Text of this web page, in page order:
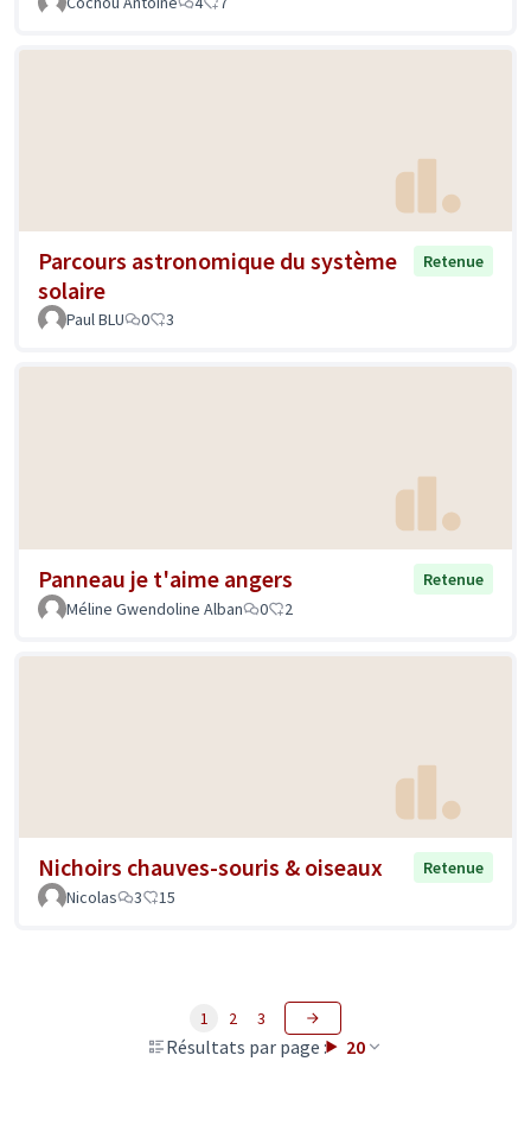
Parcours astronomique du système
solaire
Retenue
Paul BLU 0 3
Panneau je t'aime angers
Retenue
Méline Gwendoline Alban
0 2
Nichoirs chauves-souris & oiseaux
Retenue
Nicolas
3 15
Résultats par page : 20
1 2 3